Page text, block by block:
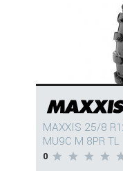
MAXXIS 25/8
MU9C M 8PR TL
0